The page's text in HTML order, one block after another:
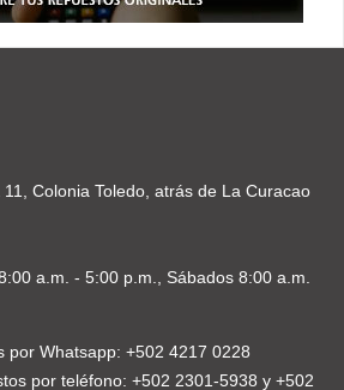
Colonia Toledo, atrás de La Curacao
a.m. - 5:00 p.m., Sábados 8:00 a.m.
por Whatsapp: +502 4217 0228
por teléfono: +502 2301-5938 y +502